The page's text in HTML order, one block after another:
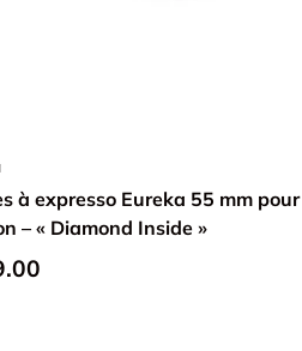
à expresso Eureka 55 mm
– « Diamond Inside »